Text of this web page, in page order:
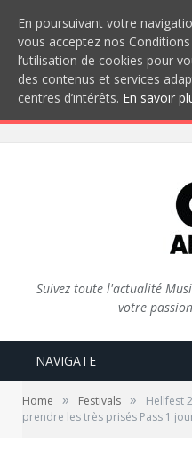
Suivez toute l'actualité
votre
NAVIGATE
Home » Festivals »
Hellfest
prendre les très prisés Pass 1
En poursuivant votre
vous acceptez nos
l’utilisation de cookies pour
des contenus et services
centres d’intérêts. En savoir